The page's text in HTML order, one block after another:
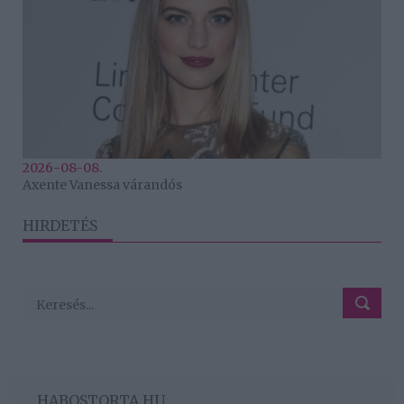
2026-08-08.
Axente Vanessa várandós
HIRDETÉS